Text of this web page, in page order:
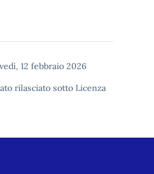
12 febbraio 2026
rilasciato sotto Licenza